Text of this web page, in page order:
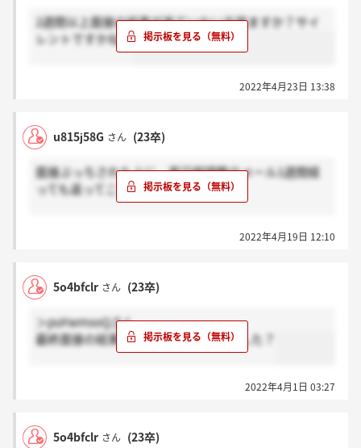
2週間以上面接の結果が来ていない方居ますか？サイ
レントですかね。
2022年4月23日 13:38
u815j58G さん (23卒)
面接ぶっちされた上に、再日程調整のメール1週間経
っても返ってこないです。
2022年4月19日 12:10
5o4bfclr さん (23卒)
＞puYwmsoQさん
最終面接の結果とかってもう連絡きました？
2022年4月1日 03:27
5o4bfclr さん (23卒)